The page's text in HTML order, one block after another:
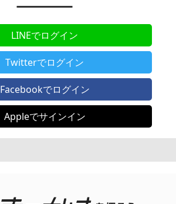
LINEでログイン
Twitterでログイン
Facebookでログイン
Appleでサインイン